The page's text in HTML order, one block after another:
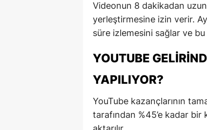
Videonun 8 dakikadan
yerleştirmesine izin verir.
süre izlemesini sağlar ve bu
YOUTUBE
YAPILIYOR?
YouTube kazançlarının
tarafından %45’e kadar